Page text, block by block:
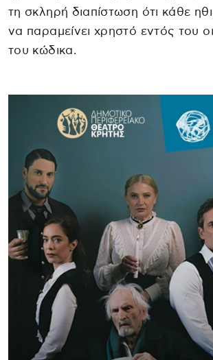
τη σκληρή διαπίστωση ότι κάθε
να παραμείνει χρηστό εντός του
του κώδικα.